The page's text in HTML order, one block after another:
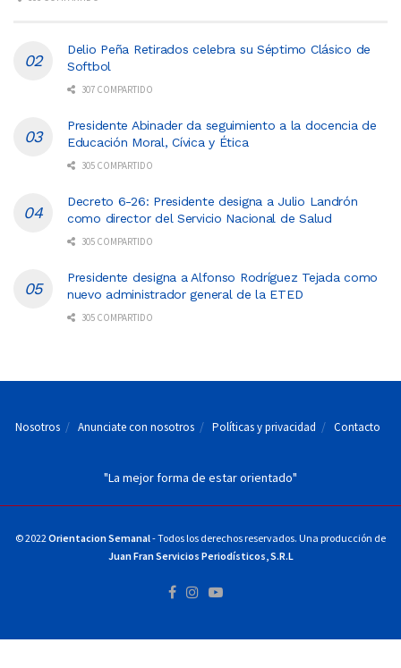
Delio Peña Retirados celebra su Séptimo Clásico de
Softbol
307 COMPARTIDO
Presidente Abinader da seguimiento a la docencia de
Educación Moral, Cívica y Ética
305 COMPARTIDO
Decreto 6-26: Presidente designa a Julio Landrón
como director del Servicio Nacional de Salud
305 COMPARTIDO
Presidente designa a Alfonso Rodríguez Tejada como
nuevo administrador general de la ETED
305 COMPARTIDO
Nosotros Anunciate con nosotros Políticas y privacidad Contacto
"La mejor forma de estar orientado"
© 2022 Orientacion Semanal- Todos los derechos reservados. Una producción de
Juan Fran Servicios Periodísticos, S.R.L